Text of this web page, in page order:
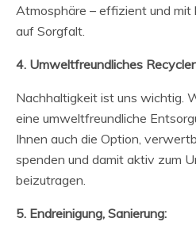
Atmosphäre – effizient und mit
auf Sorgfalt.
4. Umweltfreundliches
Nachhaltigkeit ist uns wichtig.
eine umweltfreundliche
Ihnen auch die Option,
spenden und damit aktiv zum
beizutragen.
5. Endreinigung, Sanierung: